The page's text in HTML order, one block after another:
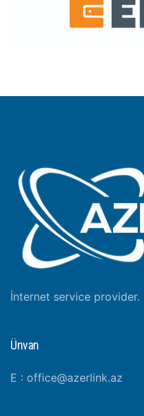
İnternet service provider.
Ünvan
E : office@azerlink.az